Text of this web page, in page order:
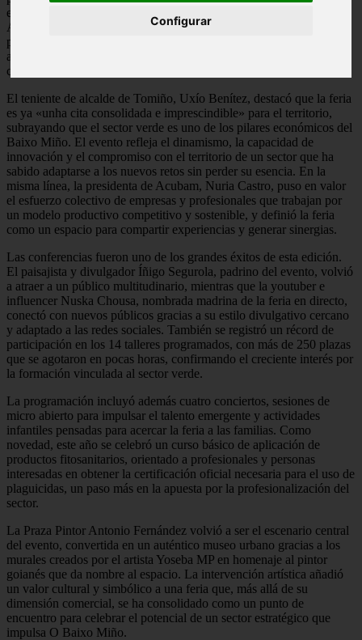
Configurar
entidades sociales y educativas como Xeremprega o el IES Antón
Alonso Ríos, que volvió a mostrar su ciclo formativo vinculado a la
profesionalización del sector. La combinación de empresas,
asociaciones y proyectos locales reforzó el carácter diverso y
comunitario del encuentro.
El teniente de alcalde de Tomiño, Uxío Benítez, destacó que la feria
es ya «unha cita consolidada e imprescindible» para el territorio,
subrayando que el sector verde es uno de los pilares económicos del
Baixo Miño. El evento refleja el dinamismo, la capacidad de
innovación y el compromiso con el territorio de un sector que ha
sabido adaptarse a los nuevos retos sin perder su esencia. En la
misma línea, la presidenta de Acubam, Nuria Castro, puso en valor
el esfuerzo colectivo de empresas y profesionales que trabajan por
un modelo productivo competitivo y sostenible, y definió la feria
como un espacio para compartir experiencias y generar sinergias.
Las conferencias fueron uno de los grandes éxitos de esta edición.
El paisajista y divulgador Íñigo Segurola, padrino del evento, volvió
a atraer a un público multitudinario, mientras que la youtuber e
influencer Nuska Chousa, nombrada madrina de la feria en directo,
conectó con nuevos públicos gracias a su estilo divulgativo cercano
y adaptado a las redes sociales. También se registró un récord de
participación en los 14 talleres programados, con más de 250 plazas
que se agotaron en pocas horas, confirmando el creciente interés por
la formación vinculada al sector verde.
La programación incluyó además cuatro conciertos, sesiones de
micro abierto para impulsar el talento emergente y actividades
infantiles pensadas para acercar la feria a las familias. Como
novedad, este año se celebró un curso básico de aplicación de
productos fitosanitarios, orientado a profesionales y personas
interesadas en obtener la certificación oficial necesaria para el uso de
plaguicidas, un paso más en la apuesta por la profesionalización del
sector.
La Praza Pintor Antonio Fernández volvió a ser el escenario central
del evento, convertida en un auténtico museo urbano gracias a los
murales creados por el artista Yoseba MP en homenaje al pintor
goianés que da nombre al espacio. La intervención artística añadió
un valor cultural y simbólico a una feria que, más allá de su
dimensión comercial, se ha consolidado como un punto de
encuentro para celebrar el potencial de un sector estratégico que
impulsa O Baixo Miño.